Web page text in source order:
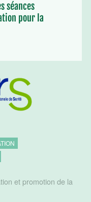
séances
pour la
et promotion de la